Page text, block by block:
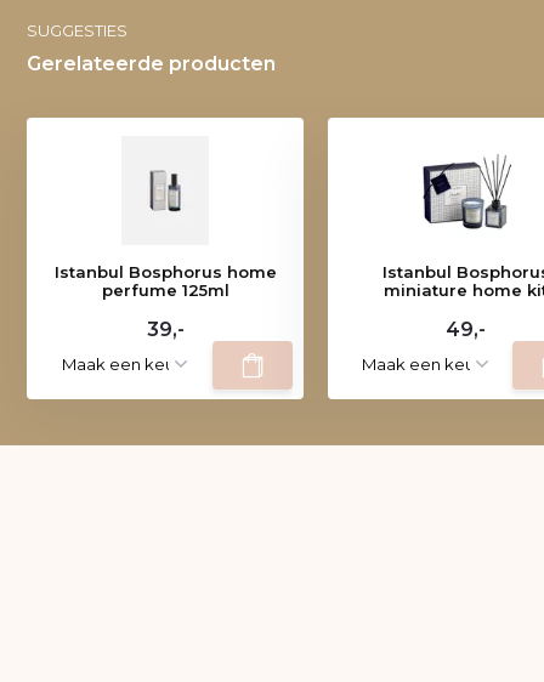
SUGGESTIES
Gerelateerde producten
Istanbul Bosphorus home
perfume 125ml
39,-
Istanbul
miniature home
49,-